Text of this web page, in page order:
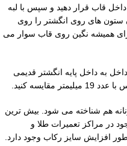
قاب قرار دهید و سپس با لبه
ستون های روی انگشتر را روی
همیشه نگین روی قاب سوار می
به داخل پایه انگشتر قدیمی
کنید.
سایز متوسط و بنام 9 دخترانه یا 19 زنانه هم شناخته می شود. بیش ترین
در مراکز تعمیرات طلا و
افزایش سایز رکاب وجود دارد.